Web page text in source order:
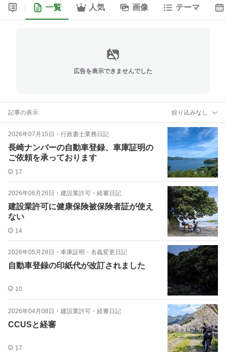
一覧 人気 画像 テーマ
広告を表示できませんでした
記事の表示 絞り込みなし
2026年07月15日 ・ 行政書士業務日記
長崎ナンバーの自動車登録、車庫証明の
ご依頼を承っております
17
2026年06月26日 ・ 建設業許可・経審日記
建設業許可に健康保険被保険者証が使え
ない
14
2026年05月28日 ・ 車庫証明・名義変更日記
自動車登録の印紙代が改訂されました
10
2026年04月08日 ・ 建設業許可・経審日記
CCUSと経審
17